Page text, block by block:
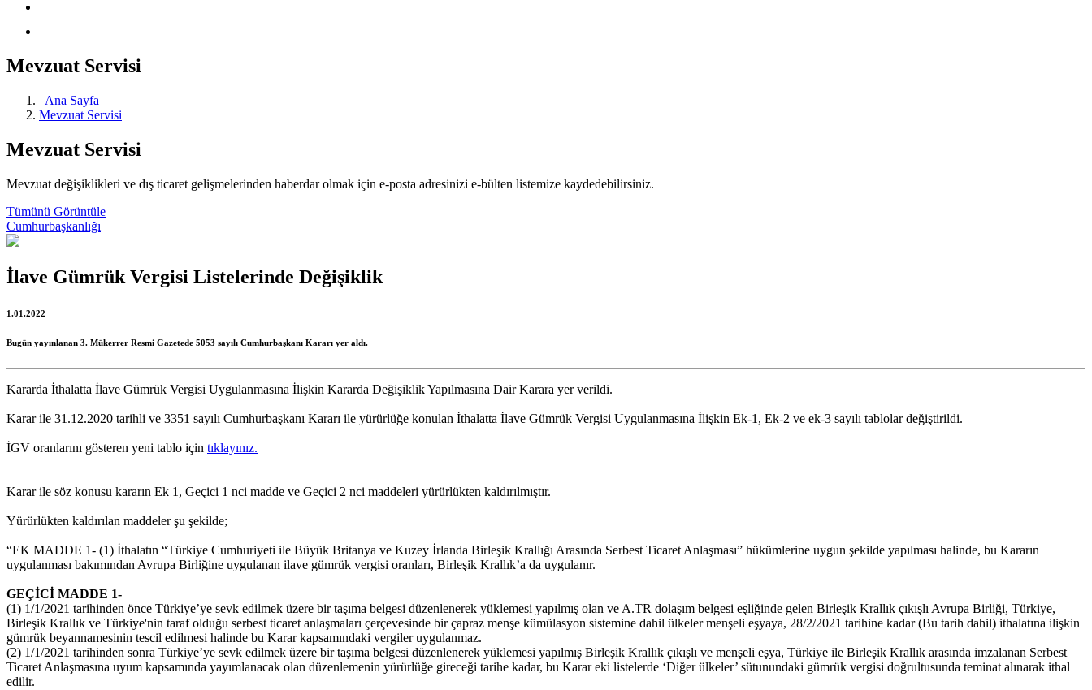
Mevzuat Servisi
Ana Sayfa
Mevzuat Servisi
Mevzuat Servisi
Mevzuat değişiklikleri ve dış ticaret gelişmelerinden haberdar olmak için e-posta adresinizi e-bülten listemize kaydedebilirsiniz.
Tümünü Görüntüle
Cumhurbaşkanlığı
İlave Gümrük Vergisi Listelerinde Değişiklik
1.01.2022
Bugün yayınlanan 3. Mükerrer Resmi Gazetede 5053 sayılı Cumhurbaşkanı Kararı yer aldı.
Kararda İthalatta İlave Gümrük Vergisi Uygulanmasına İlişkin Kararda Değişiklik Yapılmasına Dair Karara yer verildi.
Karar ile 31.12.2020 tarihli ve 3351 sayılı Cumhurbaşkanı Kararı ile yürürlüğe konulan İthalatta İlave Gümrük Vergisi Uygulanmasına İlişkin Ek-1, Ek-2 ve ek-3 sayılı tablolar değiştirildi.
İGV oranlarını gösteren yeni tablo için tıklayınız.
Karar ile söz konusu kararın Ek 1, Geçici 1 nci madde ve Geçici 2 nci maddeleri yürürlükten kaldırılmıştır.
Yürürlükten kaldırılan maddeler şu şekilde;
“EK MADDE 1- (1) İthalatın “Türkiye Cumhuriyeti ile Büyük Britanya ve Kuzey İrlanda Birleşik Krallığı Arasında Serbest Ticaret Anlaşması” hükümlerine uygun şekilde yapılması halinde, bu Kararın
uygulanması bakımından Avrupa Birliğine uygulanan ilave gümrük vergisi oranları, Birleşik Krallık’a da uygulanır.
GEÇİCİ MADDE 1-
(1) 1/1/2021 tarihinden önce Türkiye’ye sevk edilmek üzere bir taşıma belgesi düzenlenerek yüklemesi yapılmış olan ve A.TR dolaşım belgesi eşliğinde gelen Birleşik Krallık çıkışlı Avrupa Birliği, Türkiye,
Birleşik Krallık ve Türkiye'nin taraf olduğu serbest ticaret anlaşmaları çerçevesinde bir çapraz menşe kümülasyon sistemine dahil ülkeler menşeli eşyaya, 28/2/2021 tarihine kadar (Bu tarih dahil) ithalatına ilişkin
gümrük beyannamesinin tescil edilmesi halinde bu Karar kapsamındaki vergiler uygulanmaz.
(2) 1/1/2021 tarihinden sonra Türkiye’ye sevk edilmek üzere bir taşıma belgesi düzenlenerek yüklemesi yapılmış Birleşik Krallık çıkışlı ve menşeli eşya, Türkiye ile Birleşik Krallık arasında imzalanan Serbest
Ticaret Anlaşmasına uyum kapsamında yayımlanacak olan düzenlemenin yürürlüğe gireceği tarihe kadar, bu Karar eki listelerde ‘Diğer ülkeler’ sütunundaki gümrük vergisi doğrultusunda teminat alınarak ithal
edilir.